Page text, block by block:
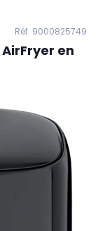
Réf. 9000825749
AirFryer en